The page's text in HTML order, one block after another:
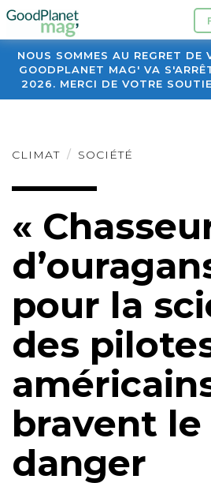
NOUS SOMMES AU REGRET DE
GOODPLANET MAG' VA
2026. MERCI DE VOTRE
CLIMAT SOCIÉTÉ
«
pour la
des
bravent le
danger